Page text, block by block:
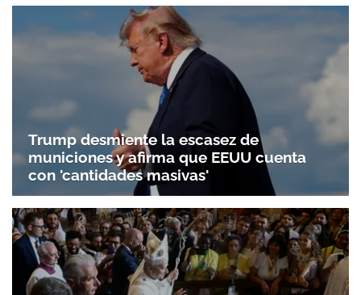
Trump desmiente la escasez de
municiones y afirma que EEUU cuenta
con 'cantidades masivas'